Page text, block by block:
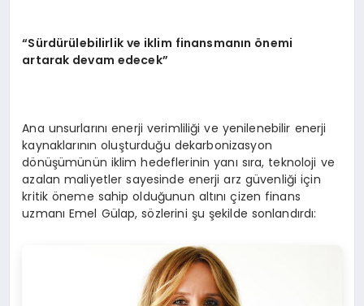
“Sürdürülebilirlik ve iklim finansmanın önemi
artarak devam edecek”
Ana unsurlarını enerji verimliliği ve yenilenebilir enerji
kaynaklarının oluşturduğu dekarbonizasyon
dönüşümünün iklim hedeflerinin yanı sıra, teknoloji ve
azalan maliyetler sayesinde enerji arz güvenliği için
kritik öneme sahip olduğunun altını çizen finans
uzmanı Emel Gülap, sözlerini şu şekilde sonlandırdı: